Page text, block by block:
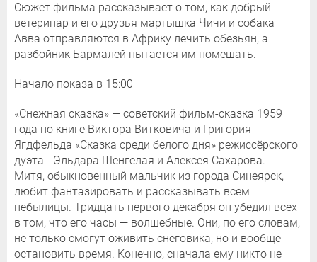
Сюжет фильма рассказывает о том, как добрый
ветеринар и его друзья мартышка Чичи и собака
Авва отправляются в Африку лечить обезьян, а
разбойник Бармалей пытается им помешать.
Начало показа в 15:00
«Снежная сказка» — советский фильм-сказка 1959
года по книге Виктора Витковича и Григория
Ягдфельда «Сказка среди белого дня» режиссёрского
дуэта - Эльдара Шенгелая и Алексея Сахарова.
Митя, обыкновенный мальчик из города Синеярск,
любит фантазировать и рассказывать всем
небылицы. Тридцать первого декабря он убедил всех
в том, что его часы — волшебные. Они, по его словам,
не только смогут оживить снеговика, но и вообще
остановить время. Конечно, сначала ему никто не